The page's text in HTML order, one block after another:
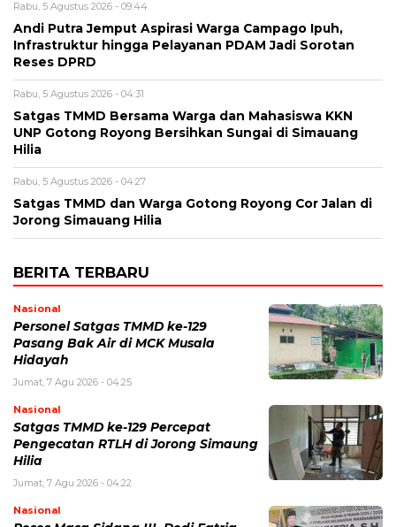
Rabu, 5 Agustus 2026 - 09:44
Andi Putra Jemput Aspirasi Warga Campago Ipuh,
Infrastruktur hingga Pelayanan PDAM Jadi Sorotan
Reses DPRD
Rabu, 5 Agustus 2026 - 04:31
Satgas TMMD Bersama Warga dan Mahasiswa KKN
UNP Gotong Royong Bersihkan Sungai di Simauang
Hilia
Rabu, 5 Agustus 2026 - 04:27
Satgas TMMD dan Warga Gotong Royong Cor Jalan di
Jorong Simauang Hilia
BERITA TERBARU
Nasional
Personel Satgas TMMD ke-129
Pasang Bak Air di MCK Musala
Hidayah
Jumat, 7 Agu 2026 - 04:25
Nasional
Satgas TMMD ke-129 Percepat
Pengecatan RTLH di Jorong Simaung
Hilia
Jumat, 7 Agu 2026 - 04:22
Nasional